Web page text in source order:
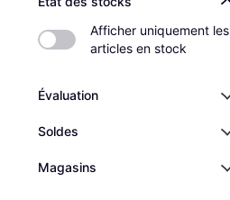
Afficher uniquement les
articles en stock
Évaluation
Soldes
Magasins